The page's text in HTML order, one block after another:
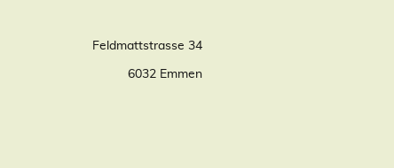
Feldmattstrasse 34
6032 Emmen